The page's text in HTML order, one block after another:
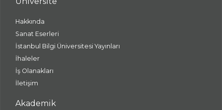
Hakkında
Sanat Eserleri
İstanbul Bilgi Üniversitesi Yayınları
İhaleler
İş Olanakları
İletişim
Akademik